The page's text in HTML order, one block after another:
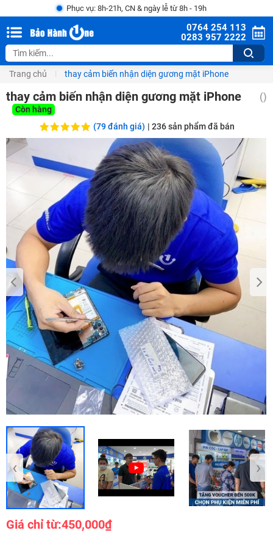
Phục vụ: 8h-21h, CN & ngày lễ từ 8h - 19h
0764 254 113
0283 957 2222
Trang chủ thay cảm biến nhận diện gương mặt iPhone
thay cảm biến nhận diện gương mặt iPhone ()
Còn hàng
(79 đánh giá) | 236sản phẩm đã bán
‹ ›
Giá chỉ từ:450,000₫